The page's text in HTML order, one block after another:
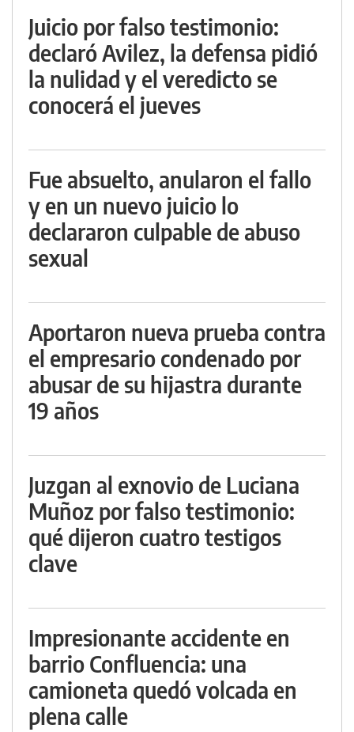
Juicio por falso testimonio:
declaró Avilez, la defensa pidió
la nulidad y el veredicto se
conocerá el jueves
Fue absuelto, anularon el fallo
y en un nuevo juicio lo
declararon culpable de abuso
sexual
Aportaron nueva prueba contra
el empresario condenado por
abusar de su hijastra durante
19 años
Juzgan al exnovio de Luciana
Muñoz por falso testimonio:
qué dijeron cuatro testigos
clave
Impresionante accidente en
barrio Confluencia: una
camioneta quedó volcada en
plena calle